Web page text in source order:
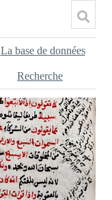
La base de données
Recherche